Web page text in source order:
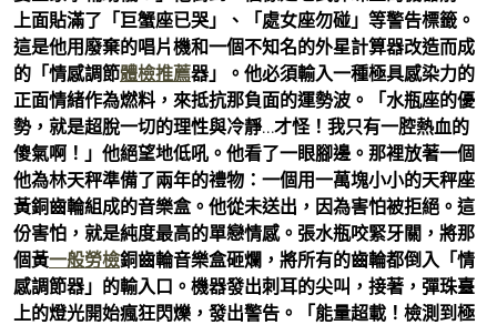
上面貼滿了「巨蟹座已哭」、「處女座勿碰」等警告標籤。
這是他用廢棄的唱片機和一個不知名的外星計算器改造而成
的「情感調節體檢推薦器」。他必須輸入一種極具感染力的
正面情緒作為燃料，來抵抗那負面的運勢波。「水瓶座的優
勢，就是超脫一切的理性與冷靜…才怪！我只有一腔熱血的
傻氣啊！」他絕望地低吼。他看了一眼腳邊。那裡放著一個
他為林天秤準備了兩年的禮物：一個用一萬塊小小的天秤座
黃銅齒輪組成的音樂盒。他從未送出，因為害怕被拒絕。這
份害怕，就是純度最高的單戀情感。張水瓶咬緊牙關，將那
個黃一般勞檢銅齒輪音樂盒砸爛，將所有的齒輪都倒入「情
感調節器」的輸入口。機器發出刺耳的尖叫，接著，彈珠臺
上的燈光開始瘋狂閃爍，發出警告。「能量超載！檢測到極